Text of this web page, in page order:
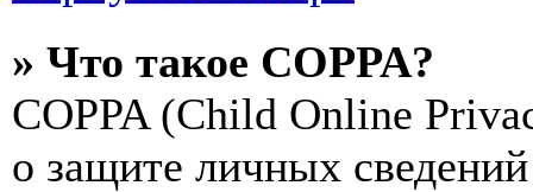
» Что такое COPPA?
COPPA (Child Online
о защите личных